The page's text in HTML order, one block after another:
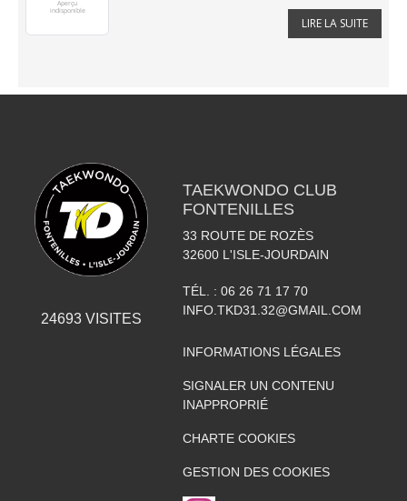
LIRE LA SUITE
24693VISITES
TAEKWONDO CLUB
FONTENILLES
33 ROUTE DE ROZÈS
32600 L'ISLE-JOURDAIN
TÉL. : 06 26 71 17 70
INFO.TKD31.32@GMAIL.COM
INFORMATIONS LÉGALES
SIGNALER UN CONTENU
INAPPROPRIÉ
CHARTE COOKIES
GESTION DES COOKIES